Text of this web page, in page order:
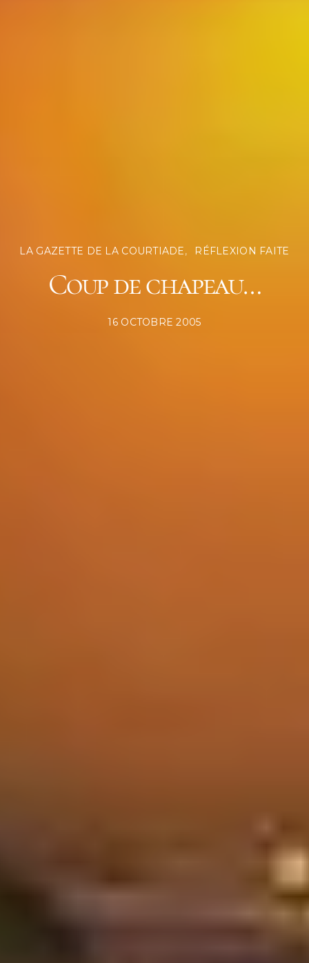
LA GAZETTE DE LA COURTIADE RÉFLEXION FAITE
Coup de chapeau…
POSTED
16 OCTOBRE 2005